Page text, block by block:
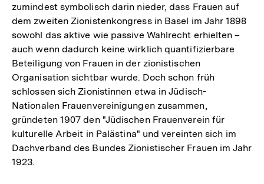
zumindest symbolisch darin nieder, dass Frauen auf
dem zweiten Zionistenkongress in Basel im Jahr 1898
sowohl das aktive wie passive Wahlrecht erhielten –
auch wenn dadurch keine wirklich quantifizierbare
Beteiligung von Frauen in der zionistischen
Organisation sichtbar wurde. Doch schon früh
schlossen sich Zionistinnen etwa in Jüdisch-
Nationalen Frauenvereinigungen zusammen,
gründeten 1907 den "Jüdischen Frauenverein für
kulturelle Arbeit in Palästina" und vereinten sich im
Dachverband des Bundes Zionistischer Frauen im Jahr
1923.